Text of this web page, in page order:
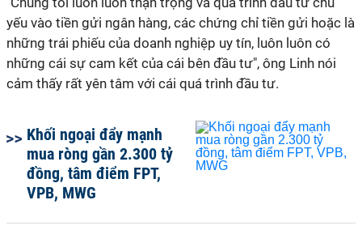
yếu vào tiền gửi ngân hàng, các chứng chỉ tiền gửi hoặc là
những trái phiếu của doanh nghiệp uy tín, luôn luôn có
những cái sự cam kết của cái bên đầu tư", ông Linh nói
cảm thấy rất yên tâm với cái quá trình đầu tư.
Khối ngoại đẩy mạnh
mua ròng gần 2.300 tỷ
đồng, tâm điểm FPT,
VPB, MWG